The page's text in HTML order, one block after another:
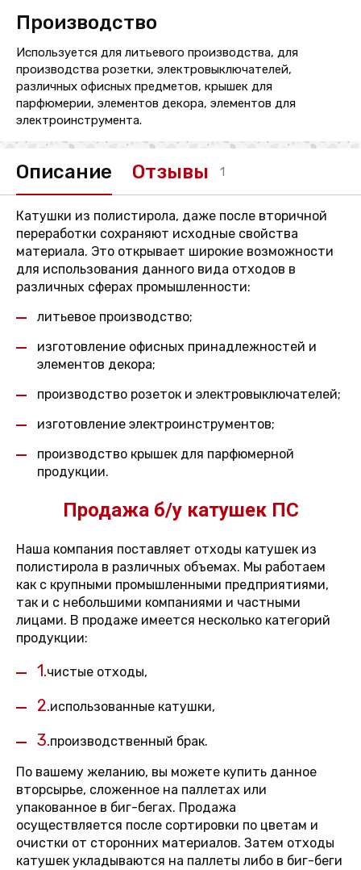
Производство
Используется для литьевого производства, для
производства розетки, электровыключателей,
различных офисных предметов, крышек для
парфюмерии, элементов декора, элементов для
электроинструмента.
Описание Отзывы 1
Катушки из полистирола, даже после вторичной
переработки сохраняют исходные свойства
материала. Это открывает широкие возможности
для использования данного вида отходов в
различных сферах промышленности:
литьевое производство;
изготовление офисных принадлежностей и
элементов декора;
производство розеток и электровыключателей;
изготовление электроинструментов;
производство крышек для парфюмерной
продукции.
Продажа б/у катушек ПС
Наша компания поставляет отходы катушек из
полистирола в различных объемах. Мы работаем
как с крупными промышленными предприятиями,
так и с небольшими компаниями и частными
лицами. В продаже имеется несколько категорий
продукции:
1.чистые отходы,
2.использованные катушки,
3.производственный брак.
По вашему желанию, вы можете купить данное
вторсырье, сложенное на паллетах или
упакованное в биг-бегах. Продажа
осуществляется после сортировки по цветам и
очистки от сторонних материалов. Затем отходы
катушек укладываются на паллеты либо в биг-беги